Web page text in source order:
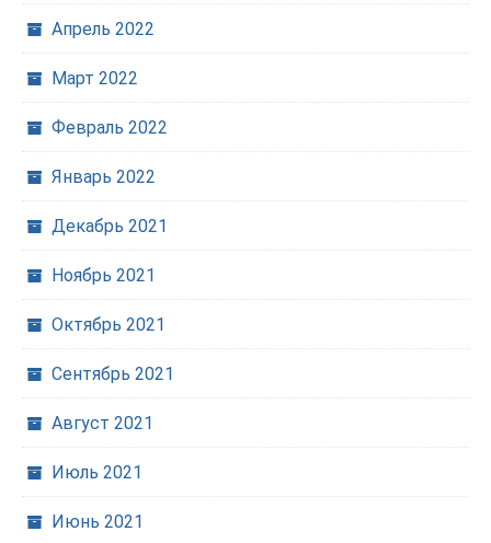
Апрель 2022
Март 2022
Февраль 2022
Январь 2022
Декабрь 2021
Ноябрь 2021
Октябрь 2021
Сентябрь 2021
Август 2021
Июль 2021
Июнь 2021